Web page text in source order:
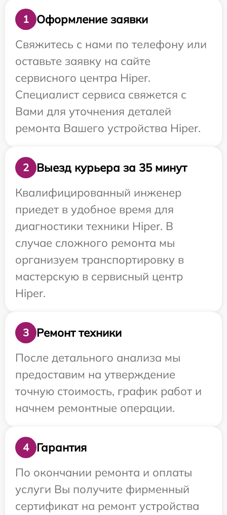
1
Оформление заявки
Свяжитесь с нами по телефону или
оставьте заявку на сайте
сервисного центра Hiper.
Специалист сервиса свяжется с
Вами для уточнения деталей
ремонта Вашего устройства Hiper.
2
Выезд курьера за 35 минут
Квалифицированный инженер
приедет в удобное время для
диагностики техники Hiper. В
случае сложного ремонта мы
организуем транспортировку в
мастерскую в сервисный центр
Hiper.
3
Ремонт техники
После детального анализа мы
предоставим на утверждение
точную стоимость, график работ и
начнем ремонтные операции.
4
Гарантия
По окончании ремонта и оплаты
услуги Вы получите фирменный
сертификат на ремонт устройства